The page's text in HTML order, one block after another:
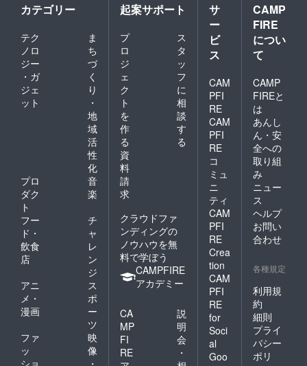
カテゴリー
テク
ノロ
ジー
・ガ
ジェ
ット
ま
ち
づ
く
り
・
地
域
活
性
化
プロ
ダク
ト
音
楽
フー
ド・
飲食
店
チ
ャ
レ
ン
ジ
アニ
メ・
漫画
ス
ポ
ー
ツ
ファ
ッ
ショ
映
像
・
起案サポート
プ
ロ
ジ
ェ
ク
ト
を
作
る
ス
タ
ッ
フ
に
相
談
す
る
資
料
請
求
クラウドファ
ンディングの
ノウハウを無
料で学ぼう
CAMPFIRE
アカデミー
CA
MP
FI
RE
説
明
会
・
サ
ー
ビ
ス
CAM
PFI
RE
CAM
PFI
RE
コ
ミュ
ニ
ティ
CAM
PFI
RE
Crea
tion
CAM
PFI
RE
for
Soci
al
Goo
CAMP
FIRE
につい
て
CAMP
FIREと
は
あんし
ん・安
全への
取り組
み
ニュー
ス
ヘルプ
お問い
合わせ
各種規定
利用規
約
細則
プライ
バシー
ポリ